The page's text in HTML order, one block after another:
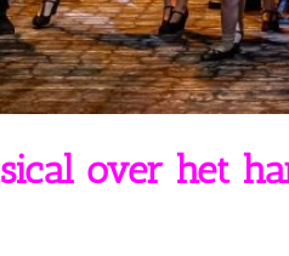
over het